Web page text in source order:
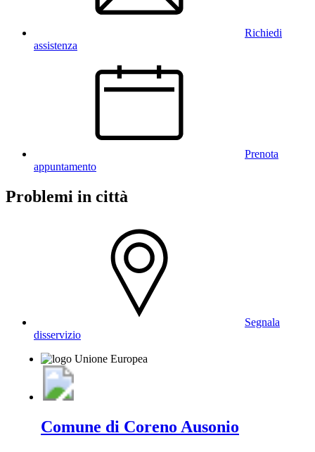
Richiedi
assistenza
Prenota
appuntamento
Problemi in città
Segnala
disservizio
Comune di Coreno Ausonio